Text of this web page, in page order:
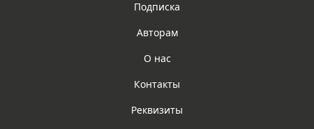
Подписка
Авторам
О нас
Контакты
Реквизиты